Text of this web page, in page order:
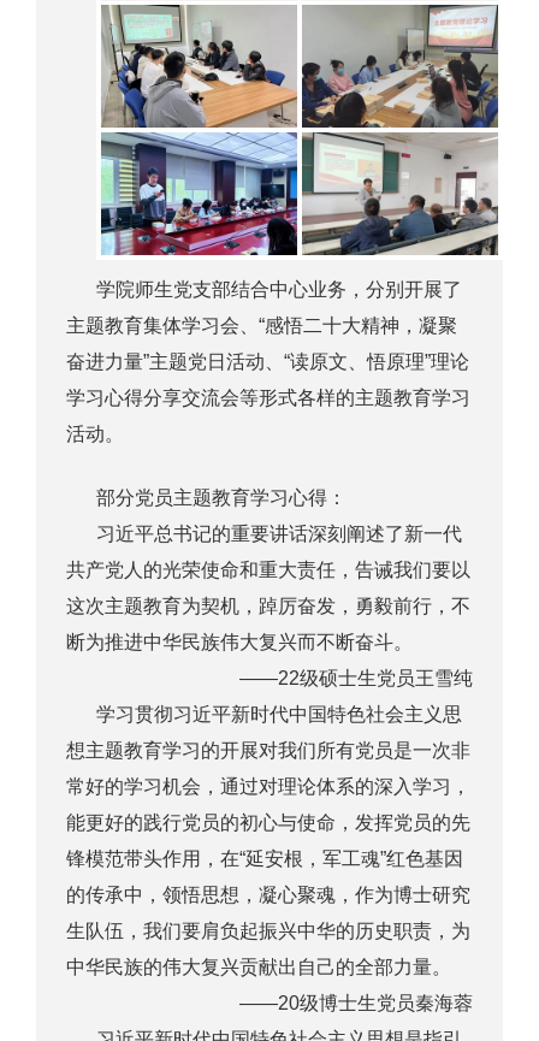
学院师生党支部结合中心业务，分别开展了
主题教育集体学习会、“感悟二十大精神，凝聚
奋进力量”主题党日活动、“读原文、悟原理”理论
学习心得分享交流会等形式各样的主题教育学习
活动。
部分党员主题教育学习心得：
习近平总书记的重要讲话深刻阐述了新一代
共产党人的光荣使命和重大责任，告诫我们要以
这次主题教育为契机，踔厉奋发，勇毅前行，不
断为推进中华民族伟大复兴而不断奋斗。
——22级硕士生党员王雪纯
学习贯彻习近平新时代中国特色社会主义思
想主题教育学习的开展对我们所有党员是一次非
常好的学习机会，通过对理论体系的深入学习，
能更好的践行党员的初心与使命，发挥党员的先
锋模范带头作用，在“延安根，军工魂”红色基因
的传承中，领悟思想，凝心聚魂，作为博士研究
生队伍，我们要肩负起振兴中华的历史职责，为
中华民族的伟大复兴贡献出自己的全部力量。
——20级博士生党员秦海蓉